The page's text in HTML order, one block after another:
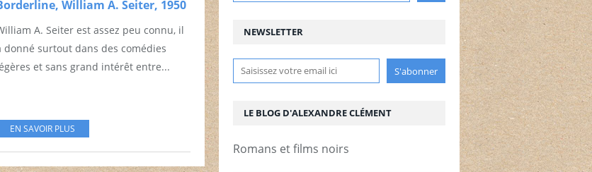
William A. Seiter, 1950
A. Seiter est assez peu connu, il
donné surtout dans des comédies
et sans grand intérêt entre...
EN SAVOIR PLUS
NEWSLETTER
LE BLOG D'ALEXANDRE CLÉMENT
Romans et films noirs